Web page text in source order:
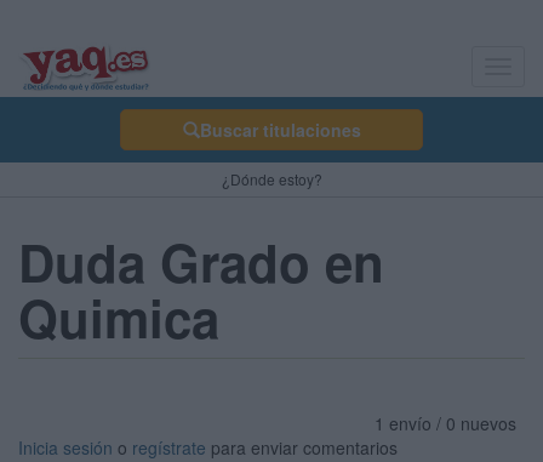
Buscar titulaciones
¿Dónde estoy?
Duda Grado en
Quimica
1 envío / 0 nuevos
Inicia sesión o regístrate para enviar comentarios